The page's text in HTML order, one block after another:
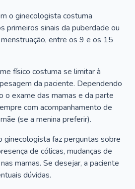
o ginecologista costuma
primeiros sinais da puberdade ou
entre os 9 e os 15
físico costuma se limitar à
da paciente. Dependendo
o exame das mamas e da parte
com acompanhamento de
(se a menina preferir).
ginecologista faz perguntas sobre
de cólicas, mudanças de
mamas. Se desejar, a paciente
dúvidas.